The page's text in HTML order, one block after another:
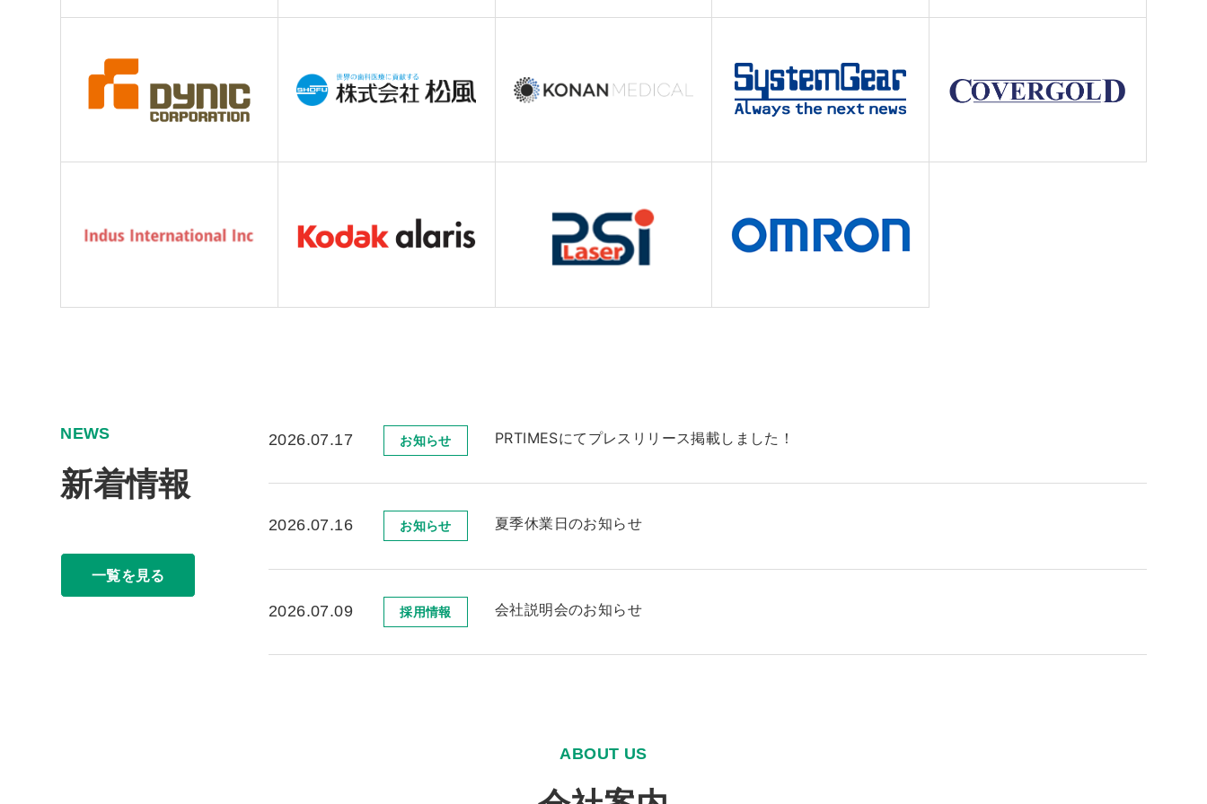
NEWS
新着情報
一覧を見る
2026.07.17 お知らせ PRTIMESにてプレスリリース掲載しました！
2026.07.16 お知らせ 夏季休業日のお知らせ
2026.07.09 採用情報 会社説明会のお知らせ
ABOUT US